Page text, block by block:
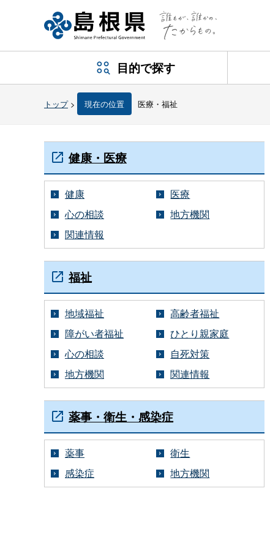
目的で探す
トップ> 現在の位置 医療・福祉
健康・医療
健康
医療
心の相談
地方機関
関連情報
福祉
地域福祉
高齢者福祉
障がい者福祉
ひとり親家庭
心の相談
自死対策
地方機関
関連情報
薬事・衛生・感染症
薬事
衛生
感染症
地方機関